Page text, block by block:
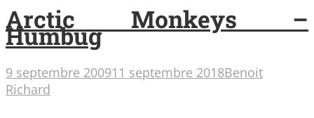
Arctic Monkeys –
Humbug
9 septembre 200911 septembre 2018Benoit
Richard